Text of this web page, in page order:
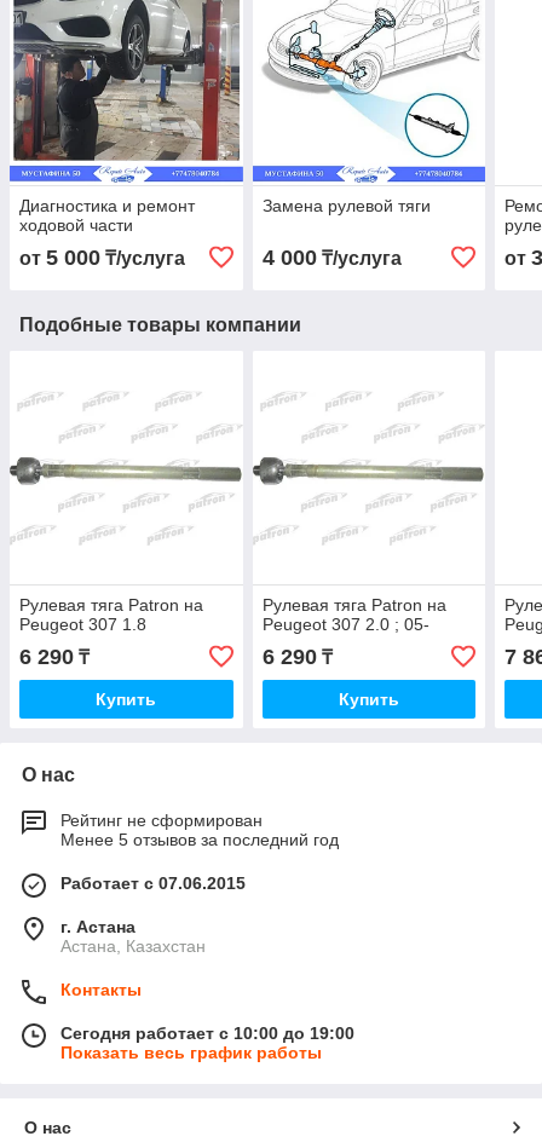
Диагностика и ремонт
ходовой части
от 5 000 ₸/услуга
Замена рулевой тяги
4 000₸/услуга от
Подобные товары компании
Рулевая тяга Patron на
Peugeot 307 1.8
6 290 ₸
Купить
Рулевая тяга Patron на
Peugeot 307 2.0 ; 05-
6 290₸
Купить
7
О нас
Рейтинг не сформирован
Менее 5 отзывов за последний год
Работает с 07.06.2015
г. Астана
Астана, Казахстан
Контакты
Сегодня работает с 10:00 до 19:00
Показать весь график работы
О нас